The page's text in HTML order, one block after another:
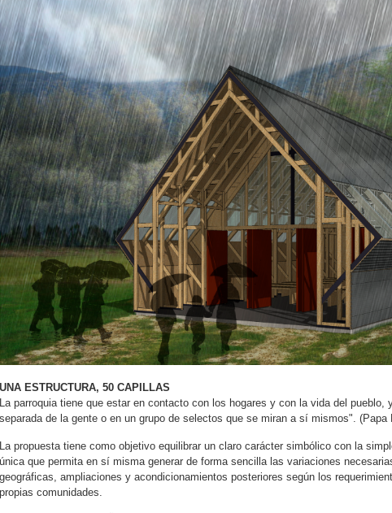
UNA ESTRUCTURA, 50 CAPILLAS
La parroquia tiene que estar en contacto con los hogares y con la vida del
separada de la gente o en un grupo de selectos que se miran a sí mismos".
La propuesta tiene como objetivo equilibrar un claro carácter simbólico con la
única que permita en sí misma generar de forma sencilla las variaciones
geográficas, ampliaciones y acondicionamientos posteriores según los
propias comunidades.